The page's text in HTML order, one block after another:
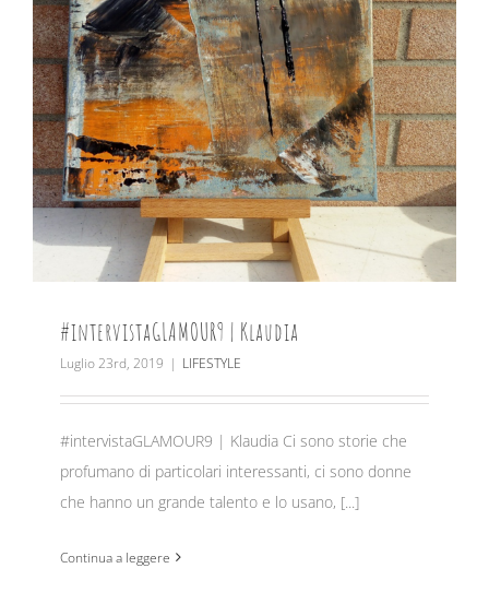
#intervistaGLAMOUR9 | Klaudia
Luglio 23rd, 2019 | LIFESTYLE
#intervistaGLAMOUR9 | Klaudia Ci sono storie che
profumano di particolari interessanti, ci sono donne
che hanno un grande talento e lo usano, [...]
Continua a leggere